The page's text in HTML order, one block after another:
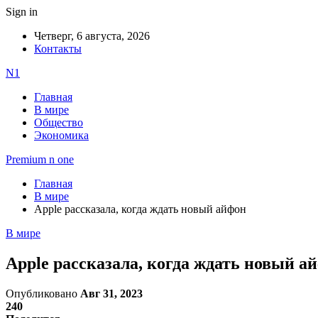
Sign in
Четверг, 6 августа, 2026
Контакты
N1
Главная
В мире
Общество
Экономика
Premium n one
Главная
В мире
Apple рассказала, когда ждать новый айфон
В мире
Apple рассказала, когда ждать новый
Опубликовано Авг 31, 2023
240